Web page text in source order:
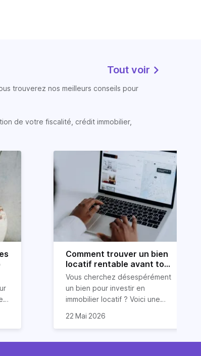
Tout voir
trouverez nos meilleurs conseils pour
de votre fiscalité, crédit immobilier,
Comment trouver un bien
locatif rentable avant tout
le monde ?
Vous cherchez désespérément
un bien pour investir en
immobilier locatif ? Voici une
monde. Et cerise sur le gâteau :
22 Mai 2026